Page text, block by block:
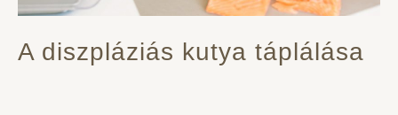
A diszpláziás kutya táplálása